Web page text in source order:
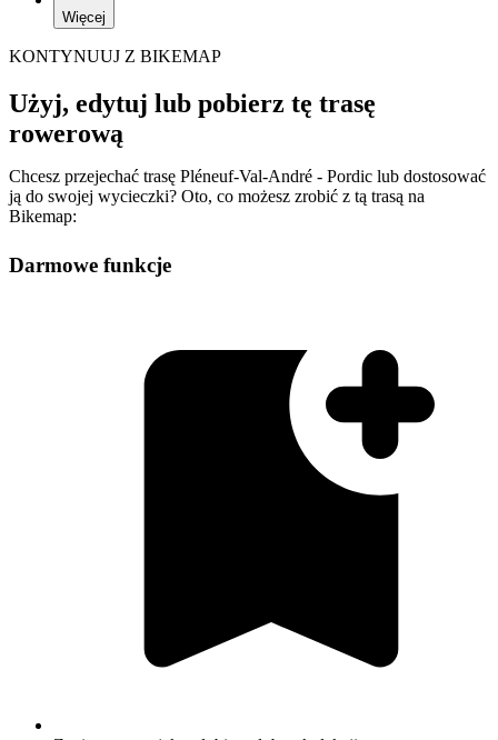
Więcej
KONTYNUUJ Z BIKEMAP
Użyj, edytuj lub pobierz tę trasę
rowerową
Chcesz przejechać trasę Pléneuf-Val-André - Pordic lub dostosować
ją do swojej wycieczki? Oto, co możesz zrobić z tą trasą na
Bikemap:
Darmowe funkcje